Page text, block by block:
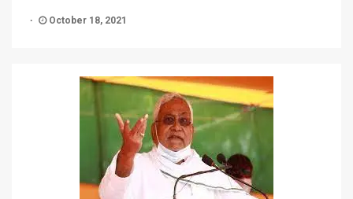
October 18, 2021